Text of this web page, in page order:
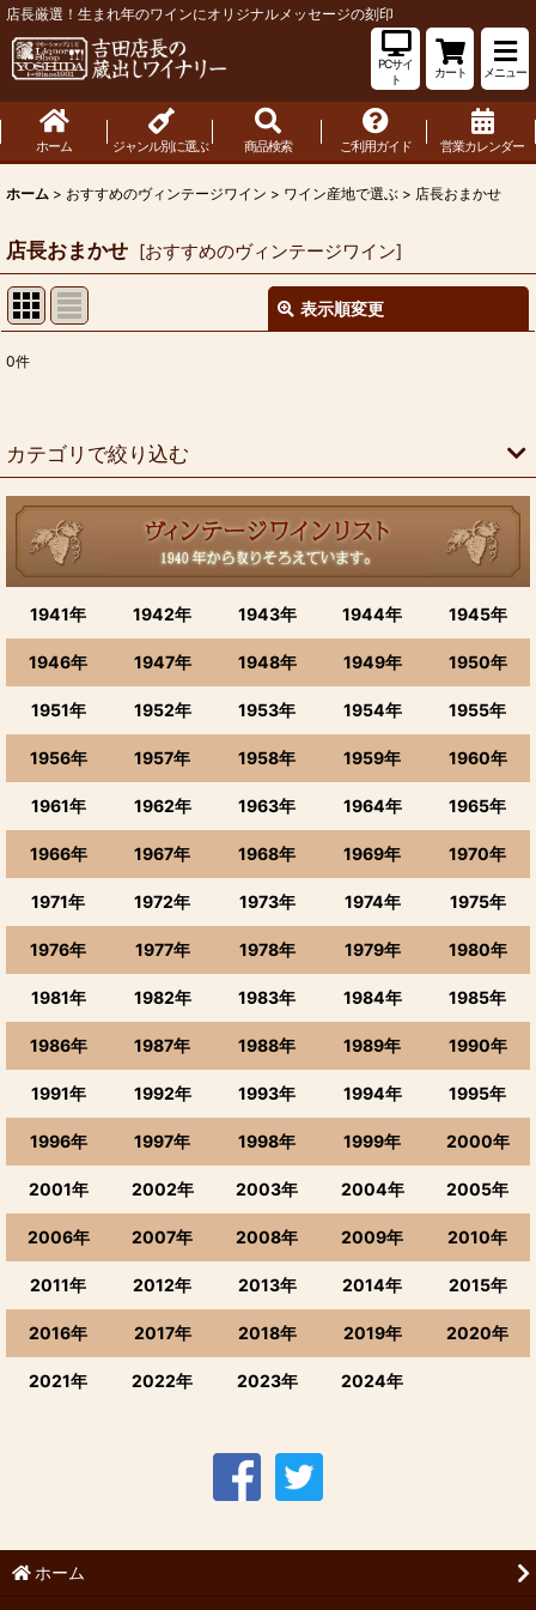
店長厳選！生まれ年のワインにオリジナルメッセージの刻印
PCサイ
ト
カート メニュー
ホーム ジャンル別に選ぶ 商品検索 ご利用ガイド 営業カレンダー
ホーム > おすすめのヴィンテージワイン > ワイン産地で選ぶ > 店長おまかせ
店長おまかせ [おすすめのヴィンテージワイン]
表示順変更
並び順
絞り込む
0件
カテゴリで絞り込む
ワイン産地で選ぶ (全商品)
ブルゴーニュ
ボルドーワイン
アルザス・ロワール
ローヌ、ラングドック、ジュラ、南西地方など
シャンパーニュ（シャンパン）
スパークリング
イタリアワイン
ドイツワイン
スロベニア、ハンガリー、ブルガリア、モルドバなど東欧
カリフォルニア・オレゴン・ワシントン州
オーストラリア
ニュージーランド
チリ・アルゼンチン・ウルグアイ
南アフリカワイン
タイワイン・インドワイン・その他の国
1941年 1942年 1943年 1944年 1945年
1946年 1947年 1948年 1949年 1950年
1951年 1952年 1953年 1954年 1955年
1956年 1957年 1958年 1959年 1960年
1961年 1962年 1963年 1964年 1965年
1966年 1967年 1968年 1969年 1970年
1971年 1972年 1973年 1974年 1975年
1976年 1977年 1978年 1979年 1980年
1981年 1982年 1983年 1984年 1985年
1986年 1987年 1988年 1989年 1990年
1991年 1992年 1993年 1994年 1995年
1996年 1997年 1998年 1999年 2000年
2001年 2002年 2003年 2004年 2005年
2006年 2007年 2008年 2009年 2010年
2011年 2012年 2013年 2014年 2015年
2016年 2017年 2018年 2019年 2020年
2021年 2022年 2023年 2024年
ホーム